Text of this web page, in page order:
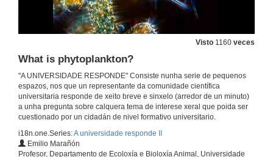
Visto 1160 veces
What is phytoplankton?
"A UNIVERSIDADE RESPONDE" Consiste nunha serie de pequenos
espazos, nos que un representante da comunidade científica
universitaria responde de xeito breve e sinxelo (arredor de un minuto)
a unha pregunta sobre calquera tema de interese xeral que poida ser
cuestionado por un cidadán de nivel formativo universitario.
i18n.one.Series:A universidade responde II
Emilio Marañón
Profesor, Departamento de Ecoloxía e Bioloxía Animal, Universidade
10 de maio de 2016
10 de maio de 2016
Transatlantic Trade and Investment Partnership
10 de maio de 2016